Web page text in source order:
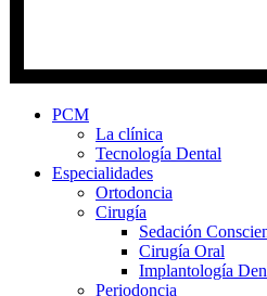
PCM
La clínica
Tecnología Dental
Especialidades
Ortodoncia
Cirugía
Sedación
Cirugía Oral
Implantología
Periodoncia